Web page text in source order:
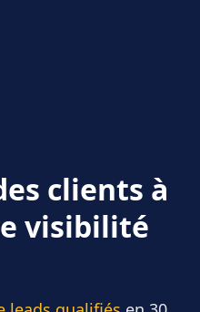
clients à
visibilité